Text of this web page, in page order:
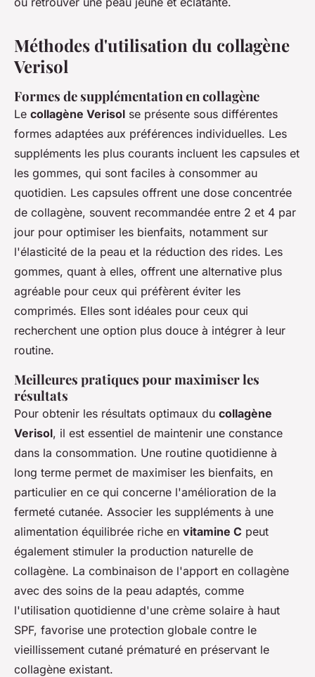
Méthodes d'utilisation du collagène
Verisol
Formes de supplémentation en collagène
Le collagène Verisol se présente sous différentes
formes adaptées aux préférences individuelles. Les
suppléments les plus courants incluent les capsules et
les gommes, qui sont faciles à consommer au
quotidien. Les capsules offrent une dose concentrée
de collagène, souvent recommandée entre 2 et 4 par
jour pour optimiser les bienfaits, notamment sur
l'élasticité de la peau et la réduction des rides. Les
gommes, quant à elles, offrent une alternative plus
agréable pour ceux qui préfèrent éviter les
comprimés. Elles sont idéales pour ceux qui
recherchent une option plus douce à intégrer à leur
routine.
Meilleures pratiques pour maximiser les
résultats
Pour obtenir les résultats optimaux du collagène
Verisol, il est essentiel de maintenir une constance
dans la consommation. Une routine quotidienne à
long terme permet de maximiser les bienfaits, en
particulier en ce qui concerne l'amélioration de la
fermeté cutanée. Associer les suppléments à une
alimentation équilibrée riche en vitamine C peut
également stimuler la production naturelle de
collagène. La combinaison de l'apport en collagène
avec des soins de la peau adaptés, comme
l'utilisation quotidienne d'une crème solaire à haut
SPF, favorise une protection globale contre le
vieillissement cutané prématuré en préservant le
collagène existant.